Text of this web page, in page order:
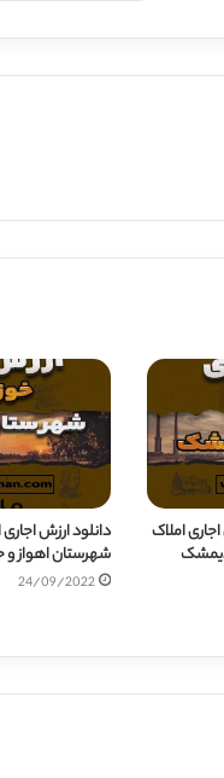
املاک
اندیمشک
شهرستان اهواز
24/09/2022